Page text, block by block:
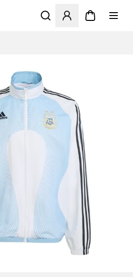
Ανοίγει ένα Modal για να